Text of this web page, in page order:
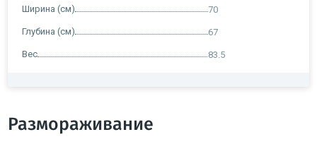
Ширина (см) 70
Глубина (см) 67
Вес 83.5
Размораживание